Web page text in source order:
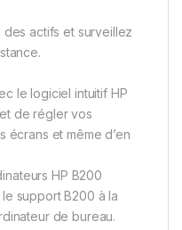
actifs et surveillez
le logiciel intuitif HP
de régler vos
écrans et même d’en
HP B200
support B200 à la
de bureau.